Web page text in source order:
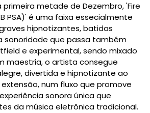
metade de Dezembro, 'Fire
PSA)' é uma faixa essecialmente
hipnotizantes, batidas
sonoridade que passa também
e experimental, sendo mixado
maestria, o artista consegue
divertida e hipnotizante ao
num fluxo que promove
sonora única que
da música eletrônica tradicional.